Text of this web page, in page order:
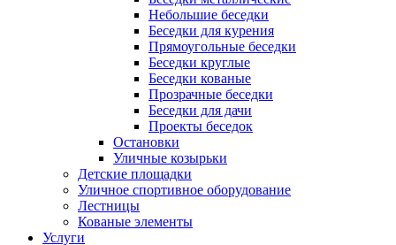
Небольшие беседки
Беседки для курения
Прямоугольные беседки
Беседки круглые
Беседки кованые
Прозрачные беседки
Беседки для дачи
Проекты беседок
Остановки
Уличные козырьки
Детские площадки
Уличное спортивное оборудование
Лестницы
Кованые элементы
Услуги